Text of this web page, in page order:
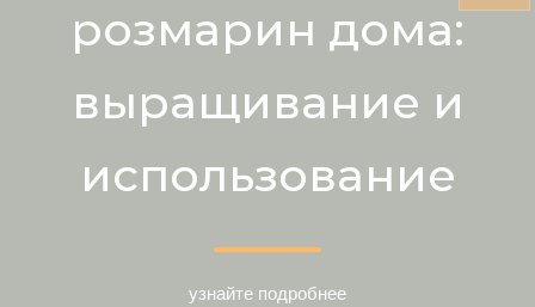
розмарин дома:
выращивание и
использование
узнайте подробнее